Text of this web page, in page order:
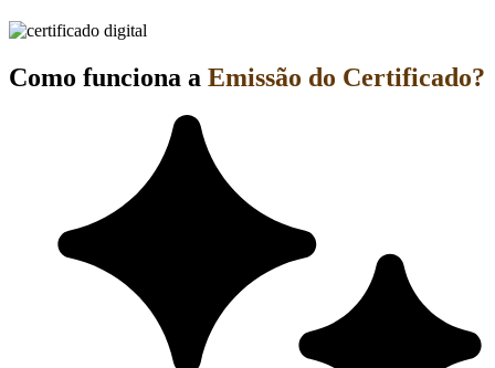
Como funciona a Emissão do Certificado?